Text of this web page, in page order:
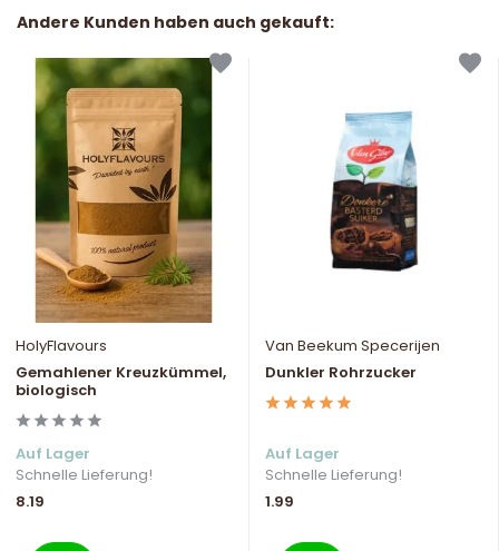
Andere Kunden haben auch gekauft:
HolyFlavours
Gemahlener Kreuzkümmel,
biologisch
Auf Lager
Schnelle Lieferung!
8.19
Van Beekum Specerijen
Dunkler Rohrzucker
Auf Lager
Schnelle Lieferung!
1.99